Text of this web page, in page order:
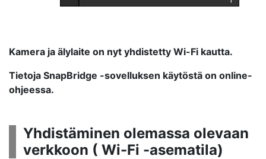
Kamera ja älylaite on nyt yhdistetty Wi-Fi kautta.
Tietoja SnapBridge -sovelluksen käytöstä on online-
ohjeessa.
Yhdistäminen olemassa olevaan
verkkoon ( Wi-Fi -asematila)